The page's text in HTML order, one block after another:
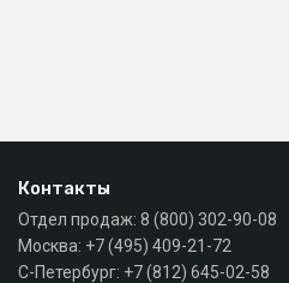
Контакты
Отдел продаж: 8 (800) 302-90-08
Москва: +7 (495) 409-21-72
С-Петербург: +7 (812) 645-02-58